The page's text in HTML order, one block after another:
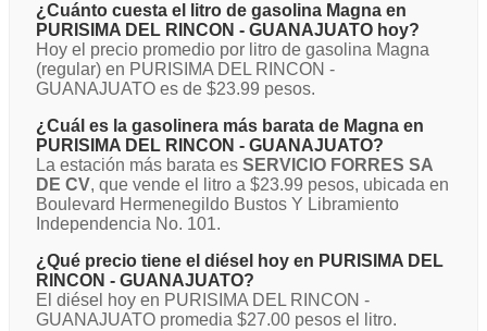
¿Cuánto cuesta el litro de gasolina Magna en
PURISIMA DEL RINCON - GUANAJUATO hoy?
Hoy el precio promedio por litro de gasolina Magna
(regular) en PURISIMA DEL RINCON -
GUANAJUATO es de $23.99 pesos.
¿Cuál es la gasolinera más barata de Magna en
PURISIMA DEL RINCON - GUANAJUATO?
La estación más barata es SERVICIO FORRES SA
DE CV, que vende el litro a $23.99 pesos, ubicada en
Boulevard Hermenegildo Bustos Y Libramiento
Independencia No. 101.
¿Qué precio tiene el diésel hoy en PURISIMA DEL
RINCON - GUANAJUATO?
El diésel hoy en PURISIMA DEL RINCON -
GUANAJUATO promedia $27.00 pesos el litro.